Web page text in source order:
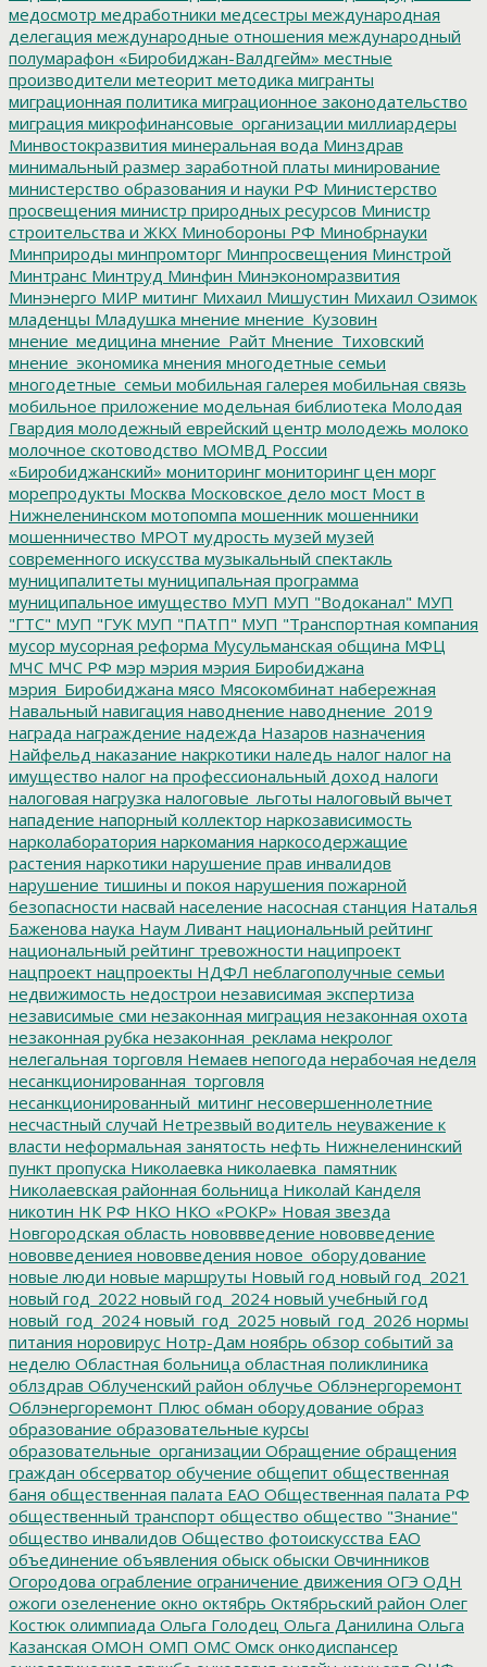
медосмотр медработники медсестры международная
делегация международные отношения международный
полумарафон «Биробиджан-Валдгейм» местные
производители метеорит методика мигранты
миграционная политика миграционное законодательство
миграция микрофинансовые_организации миллиардеры
Минвостокразвития минеральная вода Минздрав
минимальный размер заработной платы минирование
министерство образования и науки РФ Министерство
просвещения министр природных ресурсов Министр
строительства и ЖКХ Минобороны РФ Минобрнауки
Минприроды минпромторг Минпросвещения Минстрой
Минтранс Минтруд Минфин Минэкономразвития
Минэнерго МИР митинг Михаил Мишустин Михаил Озимок
младенцы Младушка мнение мнение_Кузовин
мнение_медицина мнение_Райт Мнение_Тиховский
мнение_экономика мнения многодетные семьи
многодетные_семьи мобильная галерея мобильная связь
мобильное приложение модельная библиотека Молодая
Гвардия молодежный еврейский центр молодежь молоко
молочное скотоводство МОМВД России
«Биробиджанский» мониторинг мониторинг цен морг
морепродукты Москва Московское дело мост Мост в
Нижнеленинском мотопомпа мошенник мошенники
мошенничество МРОТ мудрость музей музей
современного искусства музыкальный спектакль
муниципалитеты муниципальная программа
муниципальное имущество МУП МУП "Водоканал" МУП
"ГТС" МУП "ГУК МУП "ПАТП" МУП "Транспортная компания
мусор мусорная реформа Мусульманская община МФЦ
МЧС МЧС РФ мэр мэрия мэрия Биробиджана
мэрия_Биробиджана мясо Мясокомбинат набережная
Навальный навигация наводнение наводнение_2019
награда награждение надежда Назаров назначения
Найфельд наказание накркотики наледь налог налог на
имущество налог на профессиональный доход налоги
налоговая нагрузка налоговые_льготы налоговый вычет
нападение напорный коллектор наркозависимость
нарколаборатория наркомания наркосодержащие
растения наркотики нарушение прав инвалидов
нарушение тишины и покоя нарушения пожарной
безопасности насвай население насосная станция Наталья
Баженова наука Наум Ливант национальный рейтинг
национальный рейтинг тревожности наципроект
нацпроект нацпроекты НДФЛ неблагополучные семьи
недвижимость недострои независимая экспертиза
независимые сми незаконная миграция незаконная охота
незаконная рубка незаконная_реклама некролог
нелегальная торговля Немаев непогода нерабочая неделя
несанкционированная_торговля
несанкционированный_митинг несовершеннолетние
несчастный случай Нетрезвый водитель неуважение к
власти неформальная занятость нефть Нижнеленинский
пункт пропуска Николаевка николаевка_памятник
Николаевская районная больница Николай Канделя
никотин НК РФ НКО НКО «РОКР» Новая звезда
Новгородская область нововвведение нововведение
нововведениея нововведения новое_оборудование
новые люди новые маршруты Новый год новый год_2021
новый год_2022 новый год_2024 новый учебный год
новый_год_2024 новый_год_2025 новый_год_2026 нормы
питания норовирус Нотр-Дам ноябрь обзор событий за
неделю Областная больница областная поликлиника
облздрав Облученский район облучье Облэнергоремонт
Облэнергоремонт Плюс обман оборудование образ
образование образовательные курсы
образовательные_организации Обращение обращения
граждан обсерватор обучение общепит общественная
баня общественная палата ЕАО Общественная палата РФ
общественный транспорт общество общество "Знание"
общество инвалидов Общество фотоискусства ЕАО
объединение объявления обыск обыски Овчинников
Огородова ограбление ограничение движения ОГЭ ОДН
ожоги озеленение окно октябрь Октябрьский район Олег
Костюк олимпиада Ольга Голодец Ольга Данилина Ольга
Казанская ОМОН ОМП ОМС Омск онкодиспансер